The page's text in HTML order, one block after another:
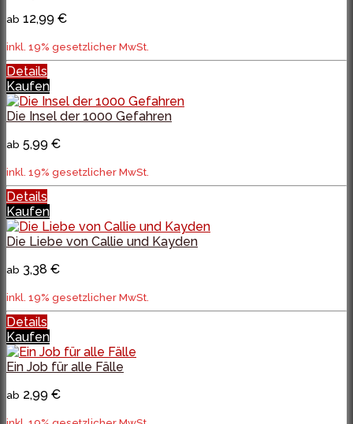
ab 12,99 €
inkl. 19% gesetzlicher MwSt.
Details
Kaufen
Die Insel der 1000 Gefahren
ab 5,99 €
inkl. 19% gesetzlicher MwSt.
Details
Kaufen
Die Liebe von Callie und Kayden
ab 3,38 €
inkl. 19% gesetzlicher MwSt.
Details
Kaufen
Ein Job für alle Fälle
ab 2,99 €